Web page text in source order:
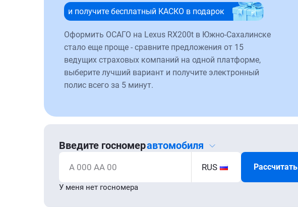
и получите бесплатный КАСКО в подарок
Оформить ОСАГО на Lexus RX200t в Южно-Сахалинске
стало еще проще - сравните предложения от 15
ведущих страховых компаний на одной платформе,
выберите лучший вариант и получите электронный
полис всего за 5 минут.
Введите госномеравтомобиля
А 000 АА 00 RUS Рассчитать
У меня нет госномера